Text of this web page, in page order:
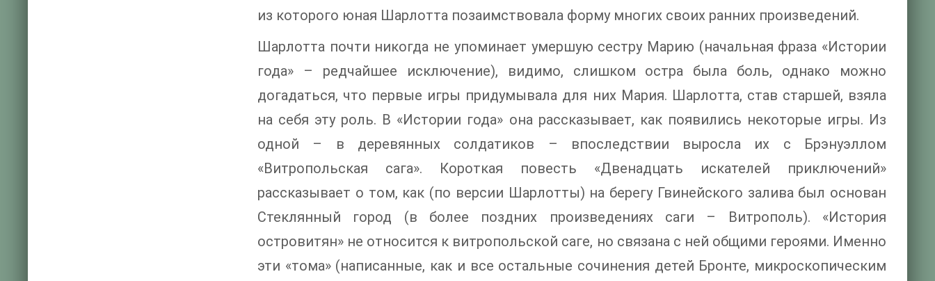
из которого юная Шарлотта позаимствовала форму многих своих ранних произведений.
Шарлотта почти никогда не упоминает умершую сестру Марию (начальная фраза «Истории
года» – редчайшее исключение), видимо, слишком остра была боль, однако можно
догадаться, что первые игры придумывала для них Мария. Шарлотта, став старшей, взяла
на себя эту роль. В «Истории года» она рассказывает, как появились некоторые игры. Из
одной – в деревянных солдатиков – впоследствии выросла их с Брэнуэллом
«Витропольская сага». Короткая повесть «Двенадцать искателей приключений»
рассказывает о том, как (по версии Шарлотты) на берегу Гвинейского залива был основан
Стеклянный город (в более поздних произведениях саги – Витрополь). «История
островитян» не относится к витропольской саге, но связана с ней общими героями. Именно
эти «тома» (написанные, как и все остальные сочинения детей Бронте, микроскопическим